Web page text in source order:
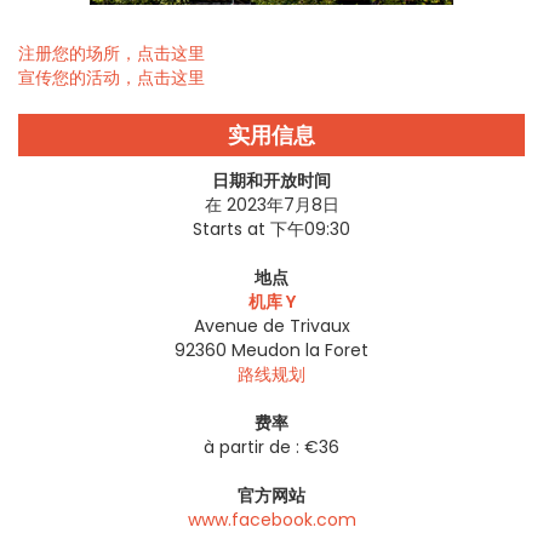
注册您的场所，点击这里
宣传您的活动，点击这里
实用信息
日期和开放时间
在 2023年7月8日
Starts at 下午09:30
地点
机库 Y
Avenue de Trivaux
92360 Meudon la Foret
路线规划
费率
à partir de : €36
官方网站
www.facebook.com